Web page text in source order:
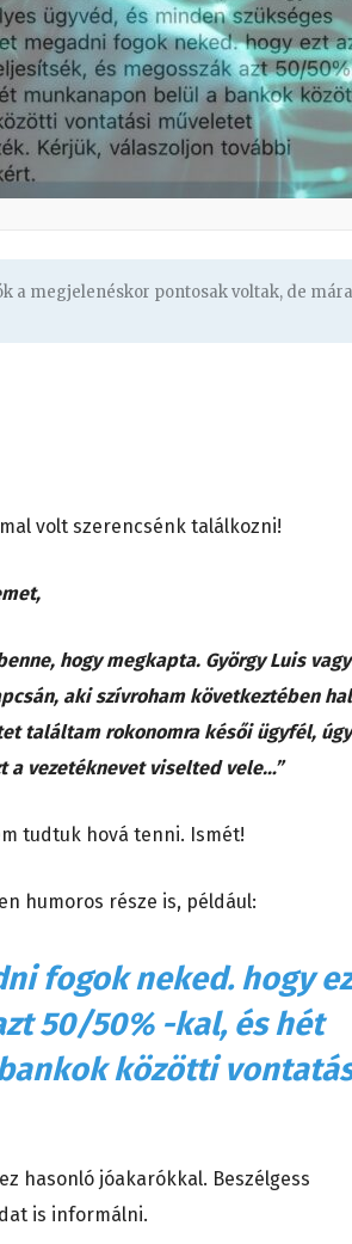
a megjelenéskor pontosak voltak, de mára
volt szerencsénk találkozni!
hogy megkapta. György Luis
aki szívroham következtében
találtam rokonomra késői ügyfél, úgy
a vezetéknevet viselted vele…”
tudtuk hová tenni. Ismét!
humoros része is, például:
fogok neked. hogy
50/50% -kal, és hét
közötti
hasonló jóakarókkal. Beszélgess
is informálni.